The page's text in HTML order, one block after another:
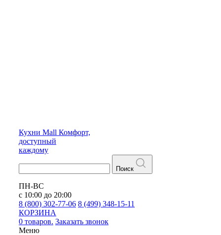
Кухни Mall Комфорт,
доступный
каждому
Поиск
ПН-ВС
с 10:00 до 20:00
8 (800) 302-77-06 8 (499) 348-15-11
КОРЗИНА
0 товаров. Заказать звонок
Меню